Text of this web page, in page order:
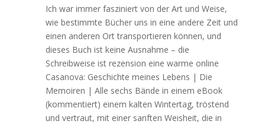
Ich war immer fasziniert von der Art und Weise,
wie bestimmte Bücher uns in eine andere Zeit und
einen anderen Ort transportieren können, und
dieses Buch ist keine Ausnahme – die
Schreibweise ist rezension eine warme online
Casanova: Geschichte meines Lebens | Die
Memoiren | Alle sechs Bände in einem eBook
(kommentiert) einem kalten Wintertag, tröstend
und vertraut, mit einer sanften Weisheit, die in